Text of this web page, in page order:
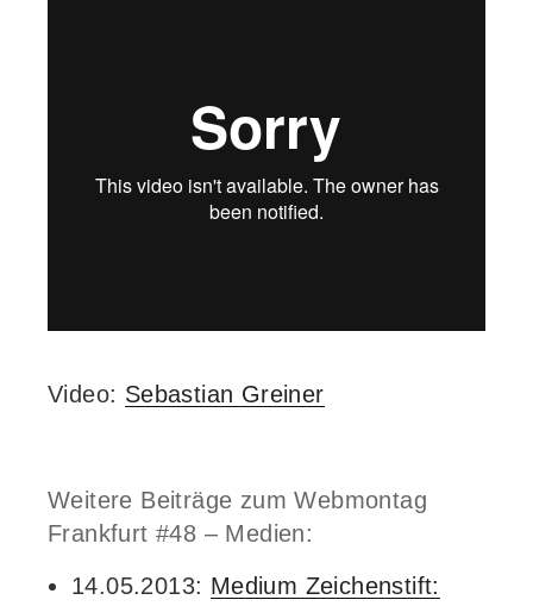
Video: Sebastian Greiner
Weitere Beiträge zum Webmontag
Frankfurt #48 – Medien:
14.05.2013: Medium Zeichenstift: